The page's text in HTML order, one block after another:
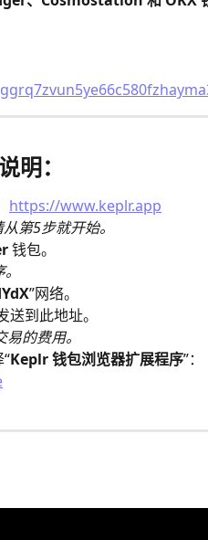
明：
https://www.keplr.app
第5步就开始。
钱包。
”网络。
送到此地址。
的费用。
Keplr 钱包浏览器扩展程序”：